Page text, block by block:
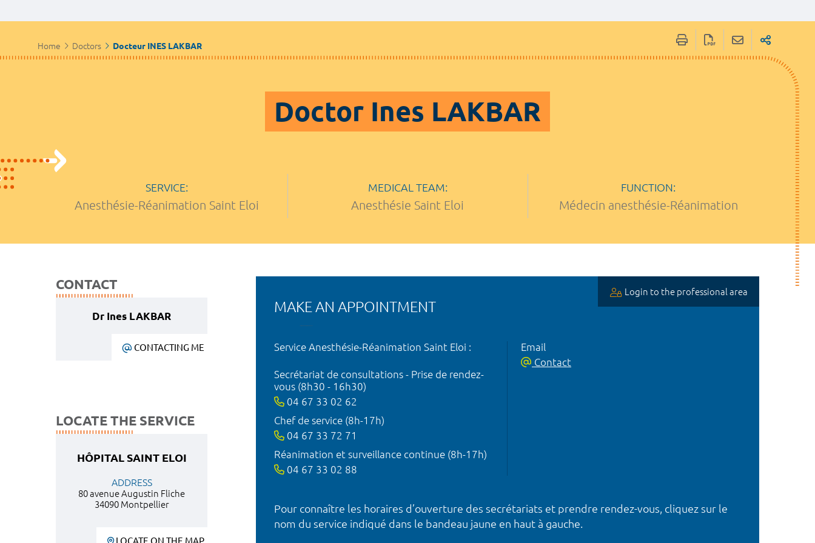
Home Doctors Docteur INES LAKBAR
Doctor Ines LAKBAR
SERVICE:
Anesthésie-Réanimation Saint Eloi
MEDICAL TEAM:
Anesthésie Saint Eloi
FUNCTION:
Médecin anesthésie-Réanimation
CONTACT
Dr Ines LAKBAR
CONTACTING ME
LOCATE THE SERVICE
HÔPITAL SAINT ELOI
ADDRESS
80 avenue Augustin Fliche
34090 Montpellier
MAKE AN APPOINTMENT
Login to the professional area
Service Anesthésie-Réanimation Saint Eloi :
Secrétariat de consultations - Prise de rendez-
vous (8h30 - 16h30)
04 67 33 02 62
Chef de service (8h-17h)
04 67 33 72 71
Réanimation et surveillance continue (8h-17h)
04 67 33 02 88
Email
Contact
Pour connaître les horaires d’ouverture des secrétariats et prendre rendez-vous, cliquez sur le
nom du service indiqué dans le bandeau jaune en haut à gauche.